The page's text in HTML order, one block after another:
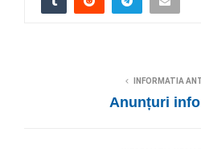
INFORMATIA
Anunțuri